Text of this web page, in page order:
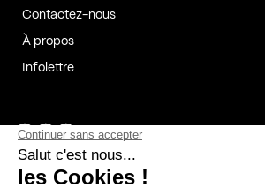
Contactez-nous
À propos
Infolettre
Page Facebook de Kollectif
Page Instagram de Kollectif
Page Linkedin de Kollectif